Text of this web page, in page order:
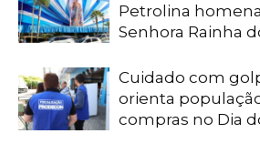
Petrolina
Senhora Rainha
Cuidado com
orienta
compras no Dia